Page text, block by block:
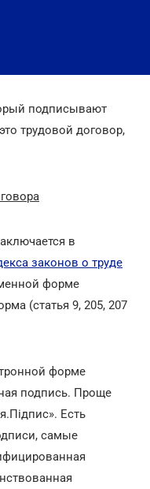
подписывают
трудовой договор,
в
законов о труде
форме
(статья 9, 205, 207
форме
подпись. Проще
Есть
самые